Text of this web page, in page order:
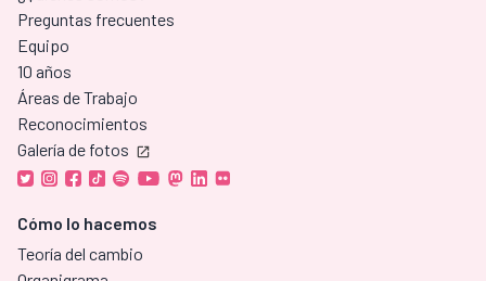
Preguntas frecuentes
Equipo
10 años
Áreas de Trabajo
Reconocimientos
Galería de fotos
Cómo lo hacemos
Teoría del cambio